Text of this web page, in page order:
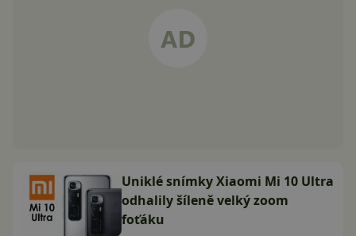
Uniklé snímky Xiaomi Mi 10 Ultra
odhalily šíleně velký zoom
foťáku